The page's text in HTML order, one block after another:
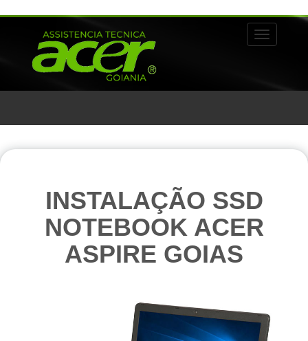
Alternar
INSTALAÇÃO SSD
NOTEBOOK ACER
ASPIRE GOIAS